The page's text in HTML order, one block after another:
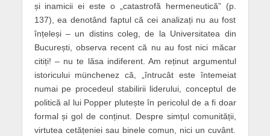
și inamicii ei este o „catastrofă hermeneutică” (p.
137), ea denotând faptul că cei analizați nu au fost
înțeleși – un distins coleg, de la Universitatea din
București, observa recent că nu au fost nici măcar
citiți! – nu te lăsa indiferent. Am reținut argumentul
istoricului münchenez că, „întrucât este întemeiat
numai pe procedeul stabilirii liderului, conceptul de
politică al lui Popper plutește în pericolul de a fi doar
formal și gol de conținut. Despre simțul comunității,
virtutea cetățeniei sau binele comun, nici un cuvânt.